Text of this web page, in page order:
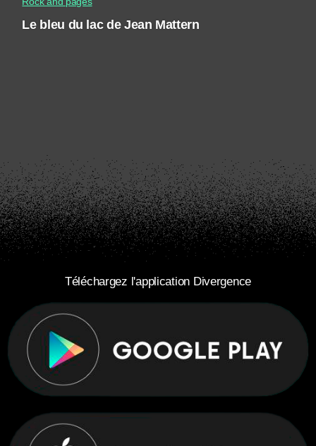
Le bleu du lac de Jean Mattern
Téléchargez l'application Divergence